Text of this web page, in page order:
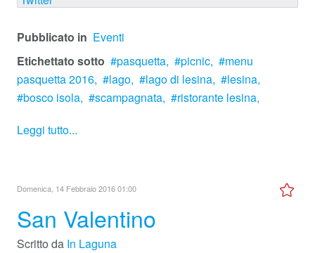
Pubblicato in Eventi
Etichettato sotto
pasquetta, picnic,
menu
pasquetta 2016,
lago, lago di lesina,
lesina,
bosco isola,
scampagnata,
ristorante lesina,
Leggi tutto...
Domenica, 14 Febbraio 2016 01:00
San Valentino
Scritto da In Laguna